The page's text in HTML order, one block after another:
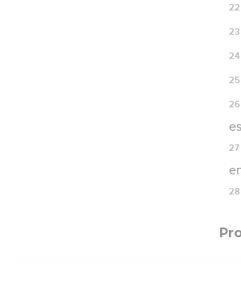
22
23
24
25
26
27
28